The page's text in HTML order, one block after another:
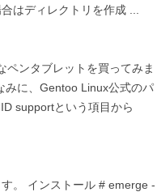
はディレクトリを作成 ...
ペンタブレットを買ってみま
みに、Gentoo Linux公式のパ
supportという項目から
。 インストール # emerge -